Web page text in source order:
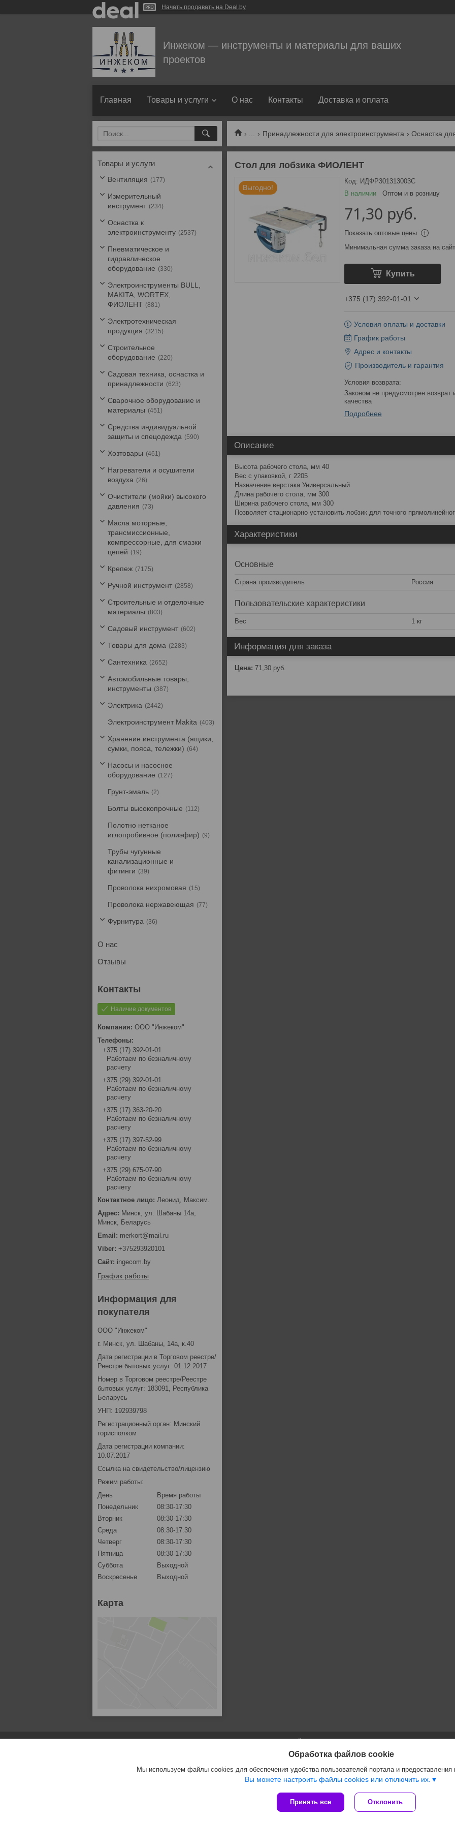
Начать продавать на Deal.by
Инжеком — инструменты и материалы для ваших
проектов
Главная Товары и услуги О нас Контакты Доставка и оплата
Принадлежности для электроинструмента Оснастка
Стол для лобзика ФИОЛЕНТ
Выгодно!
В наличии Оптом и в розницу
Код: ИДФР301313003С
71,30 руб.
Показать оптовые цены
Минимальная сумма заказа на
Купить
+375 (17) 392-01-01
Условия оплаты и доставки
График работы
Адрес и контакты
Производитель и гарантия
Законом не предусмотрен возврат и обмен данного товара надлежащего
качества
Подробнее
Описание
Высота рабочего стола, мм 40
Вес с упаковкой, г 2205
Назначение верстака Универсальный
Длина рабочего стола, мм 300
Ширина рабочего стола, мм 300
Позволяет стационарно установить лобзик для точного
Характеристики
Основные
Страна производитель Россия
Пользовательские характеристики
Вес 1 кг
Информация для заказа
Цена: 71,30 руб.
Товары и услуги
Вентиляция 177
Измерительный
инструмент
234
Оснастка к
электроинструменту
2537
Пневматическое и
гидравлическое
оборудование
330
Электроинструменты BULL,
MAKITA, WORTEX,
ФИОЛЕНТ
881
Электротехническая
продукция
3215
Строительное
оборудование
220
Садовая техника, оснастка и
принадлежности
623
Сварочное оборудование и
материалы
451
Средства индивидуальной
защиты и спецодежда
590
Хозтовары 461
Нагреватели и осушители
воздуха
26
Очистители (мойки) высокого
давления
73
Масла моторные,
трансмиссионные,
компрессорные, для смазки
цепей
19
Крепеж 7175
Ручной инструмент 2858
Строительные и отделочные
материалы
803
Садовый инструмент 602
Товары для дома 2283
Сантехника 2652
Автомобильные товары,
инструменты
387
Электрика 2442
Электроинструмент Makita 403
Хранение инструмента (ящики,
сумки, пояса, тележки)
64
Насосы и насосное
оборудование
127
Грунт-эмаль 2
Болты высокопрочные 112
Полотно нетканое
иглопробивное (полиэфир)
9
Трубы чугунные
канализационные и
фитинги
39
Проволока нихромовая 15
Проволока нержавеющая 77
Фурнитура 36
О нас
Отзывы
Наличие документов
ООО "Инжеком"
+375 (17) 392-01-01
Работаем по безналичному
расчету
+375 (29) 392-01-01
Работаем по безналичному
расчету
+375 (17) 363-20-20
Работаем по безналичному
расчету
+375 (17) 397-52-99
Работаем по безналичному
расчету
+375 (29) 675-07-90
Работаем по безналичному
расчету
Леонид, Максим.
Минск, ул. Шабаны 14а,
Минск, Беларусь
merkort@mail.ru
+375293920101
ingecom.by
График работы
Информация для
покупателя
ООО "Инжеком"
г. Минск, ул. Шабаны, 14а, к.40
Дата регистрации в Торговом реестре/
Реестре бытовых услуг: 01.12.2017
Номер в Торговом реестре/Реестре
бытовых услуг: 183091, Республика
Беларусь
УНП: 192939798
Регистрационный орган: Минский
горисполком
Дата регистрации компании:
10.07.2017
Ссылка на свидетельство/лицензию
Режим работы:
День
Время работы
Понедельник
08:30-17:30
Вторник
08:30-17:30
Среда
08:30-17:30
Четверг
08:30-17:30
Пятница
08:30-17:30
Суббота
Выходной
Воскресенье
Выходной
Карта
Сайт создан на платформе Deal.by
Политика обработки файлов cookies
Обработка файлов cookie
Мы используем файлы cookies для обеспечения удобства пользователей портала и предоставления
Вы можете настроить файлы cookies или отключить их.
Принять все Отклонить
ООО "Инжеком" |
Пожаловаться на контент
Select Language ▼